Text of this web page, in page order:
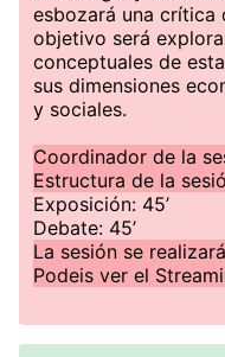
esbozará una crítica
objetivo será
conceptuales de
sus dimensiones
y sociales.
Coordinador de la
Estructura de la
Exposición: 45’
Debate: 45’
La sesión se real
Podeis ver el